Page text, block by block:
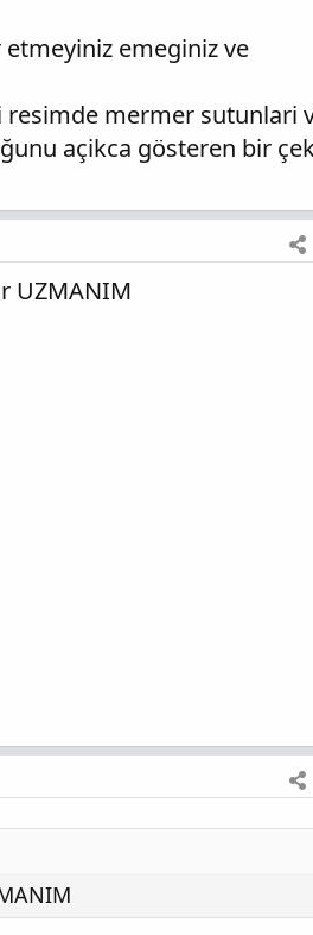
emeginiz ve
mermer sutunlari
açikca gösteren bir
UZMANIM